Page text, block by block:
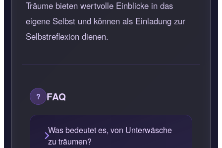
Träume bieten wertvolle Einblicke in das
eigene Selbst und können als Einladung zur
Selbstreflexion dienen.
FAQ
Was bedeutet es, von Unterwäsche
zu träumen?